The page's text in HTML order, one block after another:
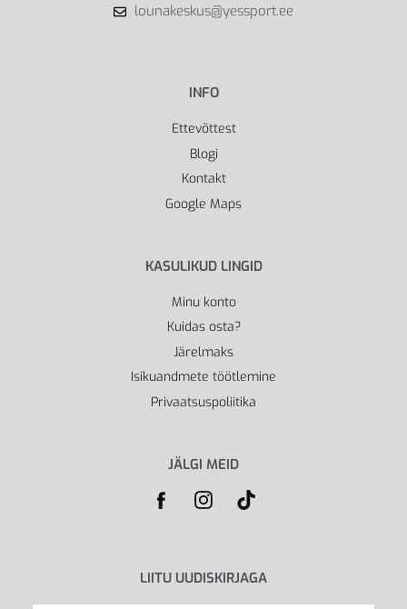
lounakeskus@yessport.ee
INFO
Ettevõttest
Blogi
Kontakt
Google Maps
KASULIKUD LINGID
Minu konto
Kuidas osta?
Järelmaks
Isikuandmete töötlemine
Privaatsuspoliitika
JÄLGI MEID
LIITU UUDISKIRJAGA